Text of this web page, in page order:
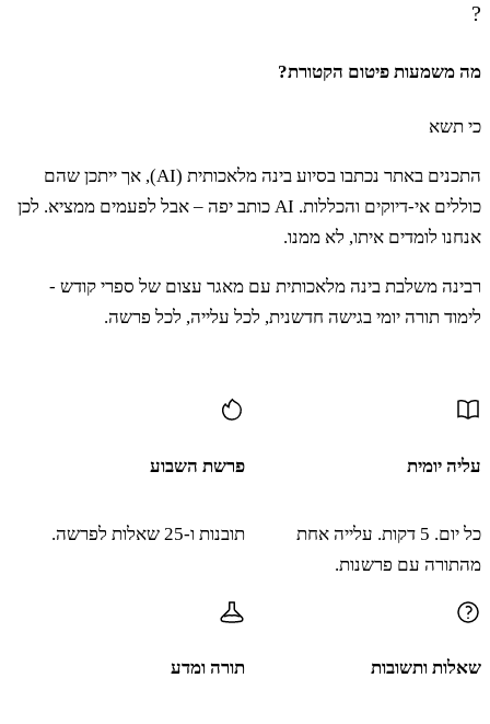
?
מה משמעות פיטום הקטורת?
כי תשא
התכנים באתר נכתבו בסיוע בינה מלאכותית (AI), אך ייתכן שהם
כוללים אי-דיוקים והכללות. AI כותב יפה – אבל לפעמים ממציא. לכן
אנחנו לומדים איתו, לא ממנו.
רבינה משלבת בינה מלאכותית עם מאגר עצום של ספרי קודש -
לימוד תורה יומי בגישה חדשנית, לכל עלייה, לכל פרשה.
עליה יומית
כל יום. 5 דקות. עלייה אחת
מהתורה עם פרשנות.
פרשת השבוע
תובנות ו-25 שאלות לפרשה.
שאלות ותשובות תורה ומדע